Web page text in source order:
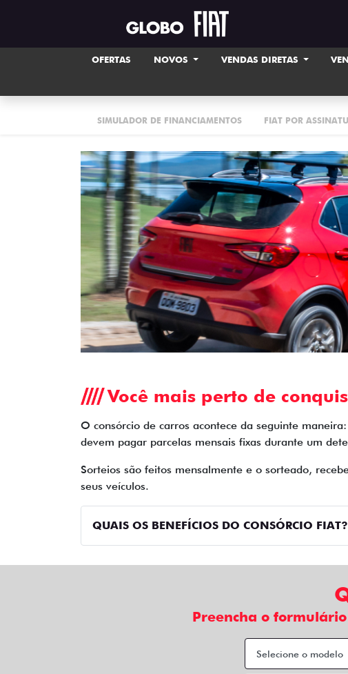
OFERTAS NOVOS VENDAS DIRETAS
SIMULADOR DE FINANCIAMENTOS FIAT POR
Você mais perto de
O consórcio de carros acontece da seguinte
devem pagar parcelas mensais fixas durante um
Sorteios são feitos mensalmente e o sorteado,
seus veículos.
QUAIS OS BENEFÍCIOS DO CONSÓRCIO FIAT?
Preencha o